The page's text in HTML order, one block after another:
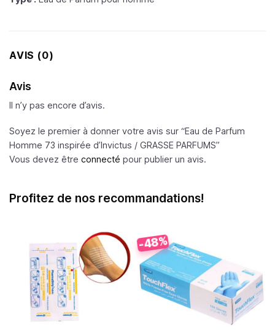
AVIS (0)
Avis
Il n’y pas encore d’avis.
Soyez le premier à donner votre avis sur “Eau de Parfum
Homme 73 inspirée d’Invictus / GRASSE PARFUMS”
Vous devez être connecté pour publier un avis.
Profitez de nos recommandations!
-48%